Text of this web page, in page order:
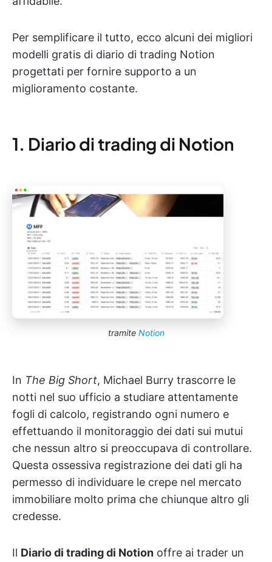
Per semplificare il tutto, ecco alcuni dei migliori
modelli gratis di diario di trading Notion
progettati per fornire supporto a un
miglioramento costante.
1. Diario di trading di Notion
tramite Notion
In The Big Short, Michael Burry trascorre le
notti nel suo ufficio a studiare attentamente
fogli di calcolo, registrando ogni numero e
effettuando il monitoraggio dei dati sui mutui
che nessun altro si preoccupava di controllare.
Questa ossessiva registrazione dei dati gli ha
permesso di individuare le crepe nel mercato
immobiliare molto prima che chiunque altro gli
credesse.
Il Diario di trading di Notion offre ai trader un